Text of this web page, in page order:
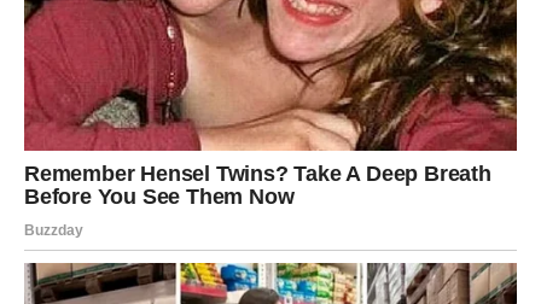
zatvaranje stare priče.
Vaša želja za istinom sada izlazi na svetlo.
STRELAC – ŽELJA ZA
SLOBODOM I NOVIM POČETKOM
Strelac je dugo želeo promenu. Mart donosi novu priliku
– bilo u ljubavi ili poslu.